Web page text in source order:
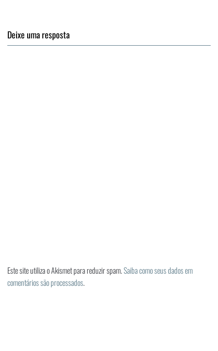
Deixe uma resposta
Este site utiliza o Akismet para reduzir spam.Saiba como seus dados em
comentários são processados.